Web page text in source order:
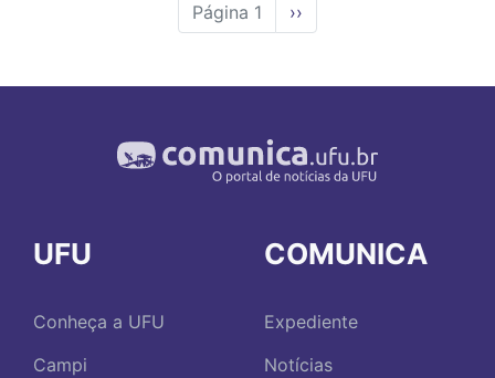
Página 1
Próxima
página
››
UFU
Conheça a UFU
Campi
COMUNICA
Expediente
Notícias